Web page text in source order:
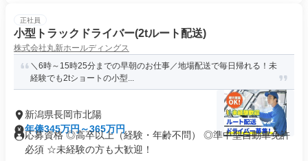
正社員
小型トラックドライバー(2tルート配送)
株式会社丸新ホールディングス
＼6時～15時25分までの早朝のお仕事／地場配送で毎日帰れる！未
経験でも2tショートの小型...
新潟県長岡市北陽
年俸345万円～365万円
応募資格 ◎高卒以上（経験・年齢不問） ◎準中型自動車免許
必須 ☆未経験の方も大歓迎！